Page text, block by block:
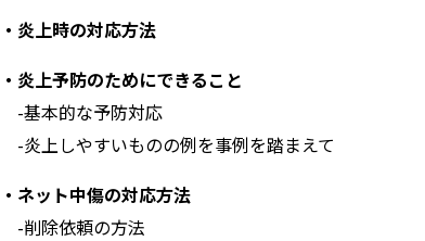
・炎上時の対応方法
・炎上予防のためにできること
-基本的な予防対応
-炎上しやすいものの例を事例を踏まえて
・ネット中傷の対応方法
-削除依頼の方法